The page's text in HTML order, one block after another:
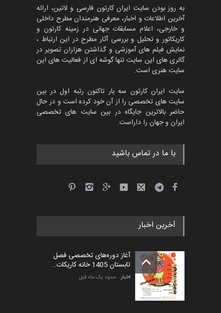
مسابقۀ بین‌المللی کارتون و
کاریکاتور «البغلی…
مهلت 3 ماه دیگر
پنجمین مسابقۀ بین‌المللی
کارتون CARTUNION ، …
مهلت
مهلت
مهلت 5 ماه دیگر
به روز بودن سایت ایران کارتون فارسی و لاتین، ارائه
آخرین اطلاعات و اخبار، معرفی هنرمندان مطرح داخلی
و خارجی، اعلام مسابقات جهانی در زمینه کارتون و
کاریکاتور و تحلیل و بررسی آثار مطرح در این ارتباط ،
نمایش فیلم های آموزشی و گذاشتن هزاران تصویر در
گالری های این سایت تنها گوشه ای از فعالیت های این
سایت هنری است.
سایت ایران کارتون سه بار تاکنون رتبه اول در بین
سایت های تخصصی را از آن خود کرده است و در حال
حاضر بالاترین جایگاه در بین سایت های تخصصی
ایران و جهان را داراست.
با ما در تماس باشید
آخرین اخبار
آغاز دوره‌های تخصصی فصل
تابستان 1405 خانه کاریکات…
اخبار حدود یک ماه قبل